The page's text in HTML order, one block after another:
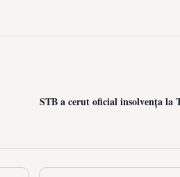
STB a cerut oficial insolvența la